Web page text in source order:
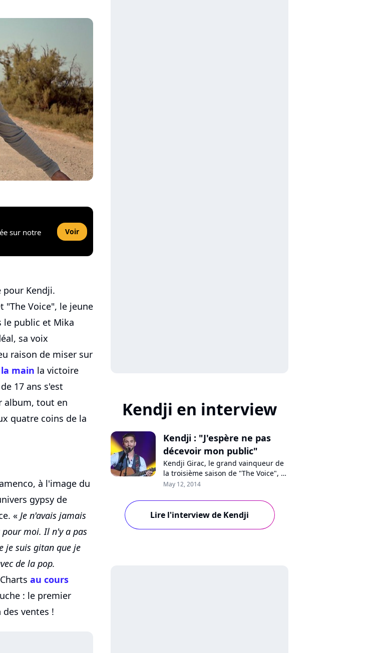
sur notre
Voir
pour Kendji.
"The Voice", le jeune
le public et Mika
sa voix
raison de miser sur
main la victoire
17 ans s'est
album, tout en
quatre coins de la
à l'image du
gypsy de
« Je n'avais jamais
moi. Il n'y a pas
je suis gitan que je
de la pop.
au cours
: le premier
ventes !
Kendji en interview
Kendji : "J'espère ne pas
décevoir mon public"
Kendji Girac, le grand vainqueur de
la troisième saison de "The Voice", se
livre à Pure Charts, à l'issue de la
chez Mercury (Universal) pour
enregistrer un album cette année.
Timide et encore sous le coup de
May 12, 2014
Lire l'interview de Kendji